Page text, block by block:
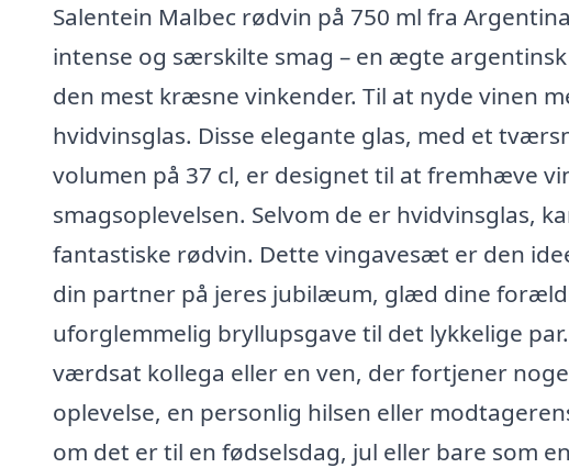
Salentein Malbec rødvin på 750 ml fra
intense og særskilte smag – en ægte
den mest kræsne vinkender. Til at nyde vinen
hvidvinsglas. Disse elegante glas, med et
volumen på 37 cl, er designet til at fremhæve
smagsoplevelsen. Selvom de er hvidvinsglas,
fantastiske rødvin. Dette vingavesæt er den
din partner på jeres jubilæum, glæd dine
uforglemmelig bryllupsgave til det lykkelige
værdsat kollega eller en ven, der fortjener
oplevelse, en personlig hilsen eller
om det er til en fødselsdag, jul eller bare som